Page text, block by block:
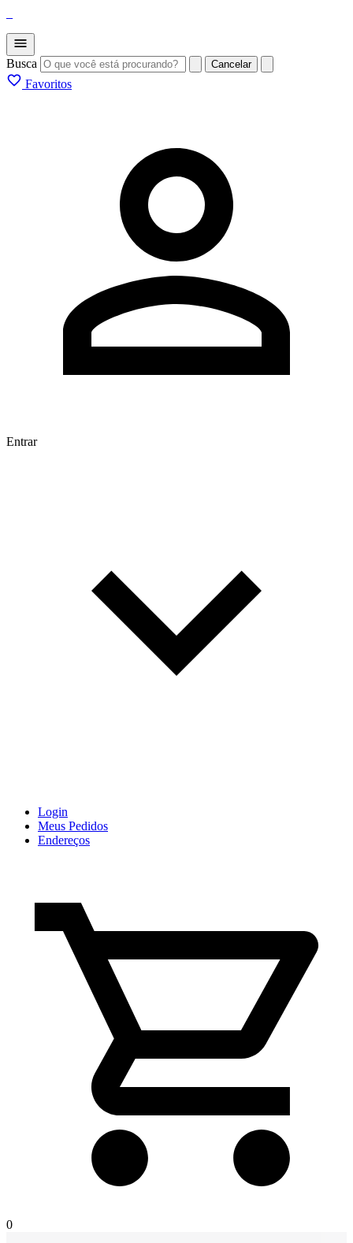
Busca Cancelar
Favoritos
Entrar
Login
Meus Pedidos
Endereços
0